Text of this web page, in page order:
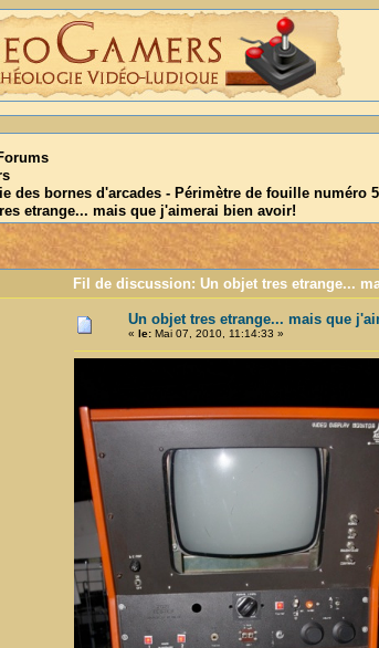
des bornes d'arcades - Périmètre de fouille numéro 5
etrange... mais que j'aimerai bien avoir!
Fil de discussion: Un objet tres etrange...
Un objet tres etrange... mais que
« le:Mai 07, 2010, 11:14:33 »